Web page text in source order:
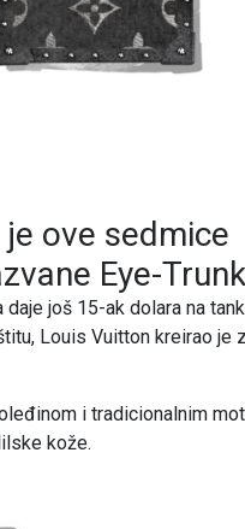
ove sedmice
Eye-Trunk
još 15-ak dolara na
Louis Vuitton kreirao je
i tradicionalnim
kože.